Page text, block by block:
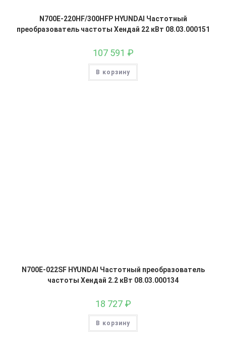
N700E-220HF/300HFP HYUNDAI Частотный
преобразователь частоты Хендай 22 кВт 08.03.000151
107 591 ₽
В корзину
N700E-022SF HYUNDAI Частотный преобразователь
частоты Хендай 2.2 кВт 08.03.000134
18 727 ₽
В корзину